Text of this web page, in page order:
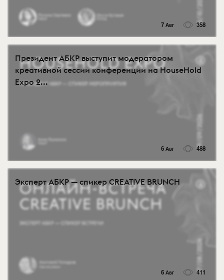
7 Авг 358
Президент АБКР выступит модератором
креативной сессии конференции на HouseHold
Expo 2...
6 Авг 488
Эксперт АБКР — спикер CREATIVE BRUNCH
6 Авг 411